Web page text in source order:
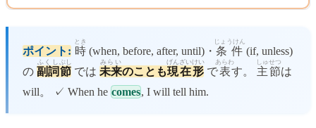
ポイント: 時
とき
(when, before, after, until)・ 条件
じょうけん
(if, unless)
の 副詞
ふくし
節
ぶし
では 未来
みらい
のことも現在形
げんざいけい
で表
あらわ
す。 主節
しゅせつ
は
will。 ✓ When he comes, I will tell him.